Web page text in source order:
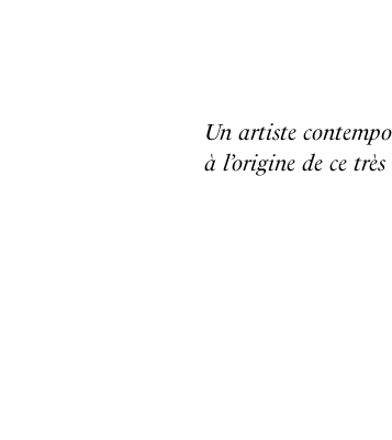
Un artiste
à l’origine de ce